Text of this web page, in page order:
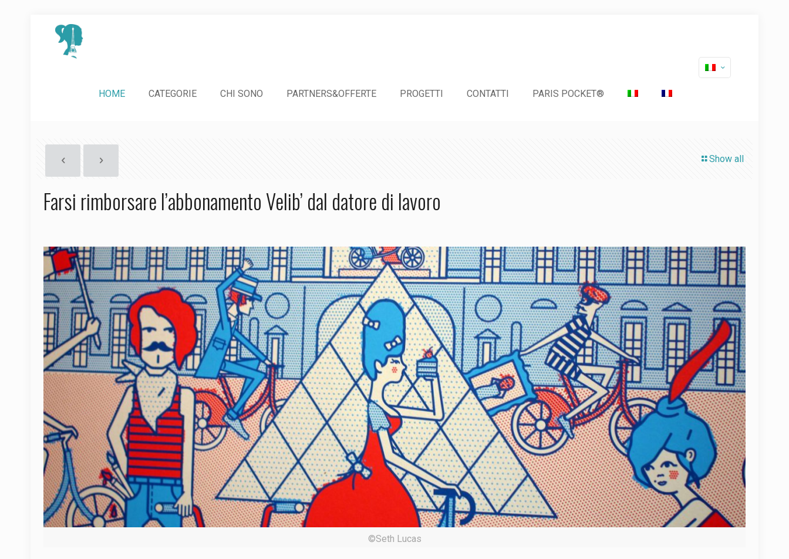
HOME CATEGORIE CHI SONO PARTNERS&OFFERTE PROGETTI CONTATTI PARIS POCKET®
Show all
Farsi rimborsare l’abbonamento Velib’ dal datore di lavoro
©Seth Lucas